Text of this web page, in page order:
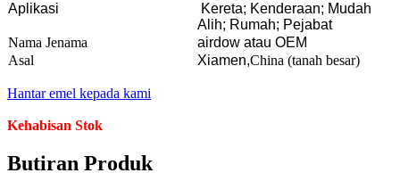
Aplikasi
Kereta; Kenderaan; Mudah
Alih; Rumah; Pejabat
Nama Jenama
airdow atau OEM
Asal
Xiamen,China (tanah besar)
Hantar emel kepada kami
Kehabisan Stok
Butiran Produk